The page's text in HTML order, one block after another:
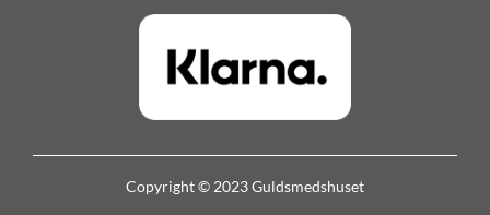
Copyright © 2023 Guldsmedshuset